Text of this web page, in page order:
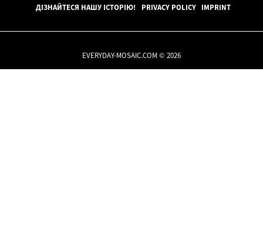
ДІЗНАЙТЕСЯ НАШУ ІСТОРІЮ! PRIVACY POLICY IMPRINT
EVERYDAY-MOSAIC.COM © 2026